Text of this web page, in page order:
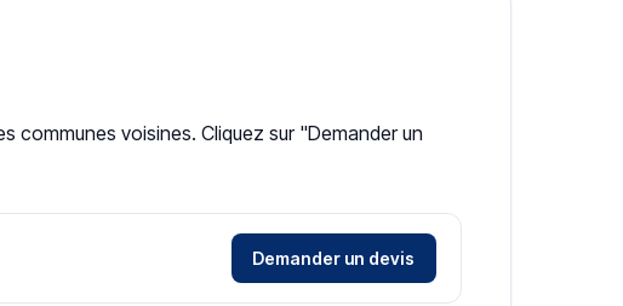
communes voisines. Cliquez sur "Demander un
Demander un devis